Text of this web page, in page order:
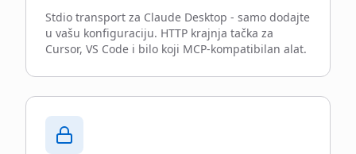
Stdio transport za Claude Desktop - samo dodajte
u vašu konfiguraciju. HTTP krajnja tačka za
Cursor, VS Code i bilo koji MCP-kompatibilan alat.